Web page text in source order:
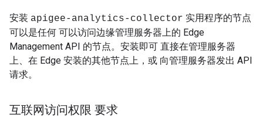
安装 apigee-analytics-collector 实用程序的节点
可以是任何 可以访问边缘管理服务器上的 Edge
Management API 的节点。安装即可 直接在管理服务器
上、在 Edge 安装的其他节点上，或 向管理服务器发出 API
请求。
互联网访问权限 要求